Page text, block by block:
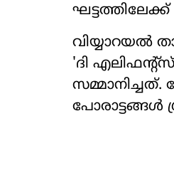
വിയ്യാറയൽ
'ദി
പോരാട്ടങ്ങൾ